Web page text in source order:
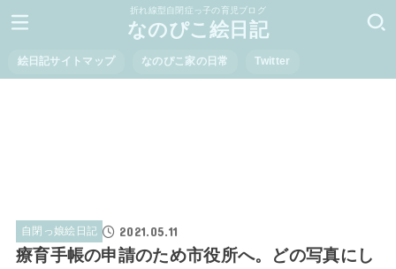
折れ線型自閉症っ子の育児ブログ
なのぴこ絵日記
絵日記サイトマップ なのぴこ家の日常 Twitter
自閉っ娘絵日記 2021.05.11
療育手帳の申請のため市役所へ。どの写真にし